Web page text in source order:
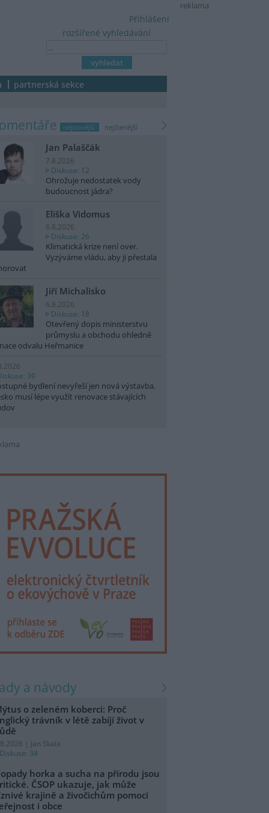
reklama
rozšířené vyhledávání
Přihlášení
partnerská sekce
nejnovější nejčtenější
Jan Palaščák
7.8.2026
Diskuse: 12
Ohrožuje nedostatek vody
budoucnost jádra?
Eliška Vidomus
6.8.2026
Diskuse: 26
Klimatická krize není over.
Vyzýváme vládu, aby ji přestala
Jiří Michalisko
6.8.2026
Diskuse: 18
Otevřený dopis ministerstvu
průmyslu a obchodu ohledně
odvalu Heřmanice
39
bydlení nevyřeší jen nová výstavba.
musí lépe využít renovace stávajících
a návody
o zeleném koberci: Proč
trávník v létě zabíjí život v
| Jan Skala
Diskuse: 34
horka a sucha na přírodu jsou
ČSOP ukazuje, jak může
krajině a živočichům pomoci
i obce